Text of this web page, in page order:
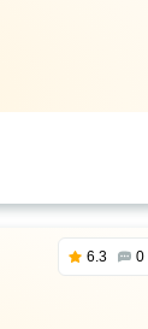
6.3 0